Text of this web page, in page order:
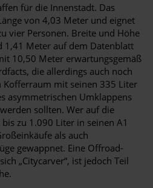
für die Innenstadt. Das
von 4,03 Meter und eignet
vier Personen. Breite und Höhe
1,41 Meter auf dem Datenblatt
10,50 Meter erwartungsgemäß
die allerdings auch noch
mit seinen 335 Liter
asymmetrischen Umklappens
sollten. Wer auf die
zu 1.090 Liter in seinen A1
als auch
gewappnet. Eine Offroad-
„Citycarver“, ist jedoch Teil